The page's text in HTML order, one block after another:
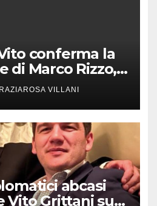
conferma la
di Marco Rizzo,
decisioni
VILLANI
abcasi
Vito Grittani su